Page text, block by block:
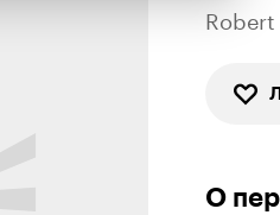
О